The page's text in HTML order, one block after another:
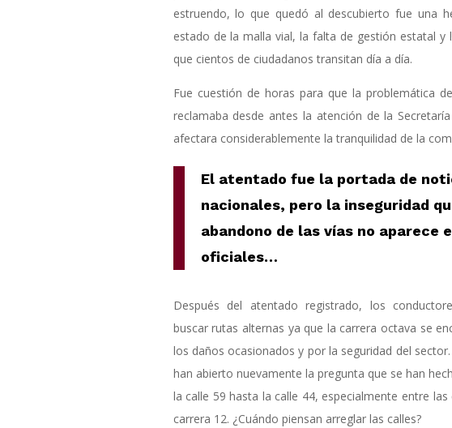
estruendo, lo que quedó al descubierto fue una
estado de la malla vial, la falta de gestión estatal y
que cientos de ciudadanos transitan día a día.
Fue cuestión de horas para que la problemática
reclamaba desde antes la atención de la
afectara considerablemente la tranquilidad de la
El atentado fue la portada de
nacionales, pero la inseguridad
abandono de las vías no aparece
oficiales…
Después del atentado registrado, los
buscar rutas alternas ya que la carrera octava se
los daños ocasionados y por la seguridad del
han abierto nuevamente la pregunta que se han
la calle 59 hasta la calle 44, especialmente entre las
carrera 12. ¿Cuándo piensan arreglar las calles?